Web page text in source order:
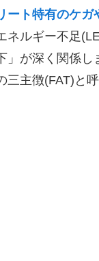
ート特有のケガ
ネルギー不足
」が深く関係し
主徴(FAT)と呼